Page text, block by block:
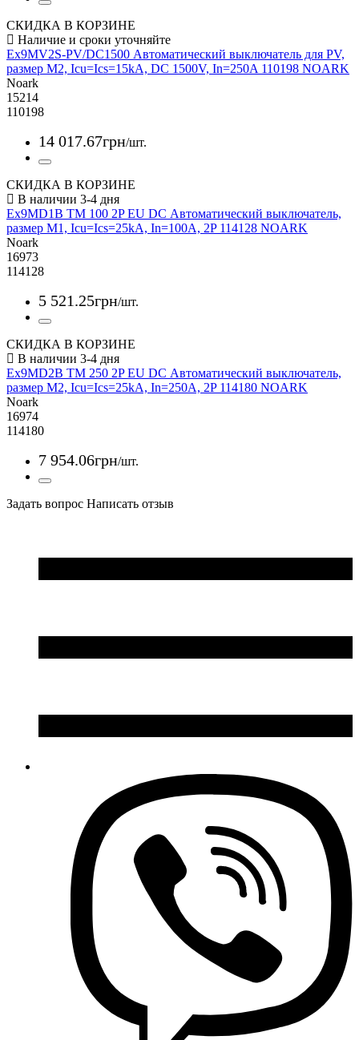
СКИДКА В КОРЗИНЕ
Ex9MV2S-PV/DC1500 Автоматический выключатель для PV,
размер M2, Icu=Ics=15kA, DC 1500V, In=250A 110198 NOARK
Noark
15214
110198
14 017.67грн/шт.
СКИДКА В КОРЗИНЕ
Ex9MD1B TM 100 2P EU DC Автоматический выключатель,
размер M1, Icu=Ics=25kA, In=100A, 2P 114128 NOARK
Noark
16973
114128
5 521.25грн/шт.
СКИДКА В КОРЗИНЕ
Ex9MD2B TM 250 2P EU DC Автоматический выключатель,
размер M2, Icu=Ics=25kA, In=250A, 2P 114180 NOARK
Noark
16974
114180
7 954.06грн/шт.
Задать вопрос Написать отзыв